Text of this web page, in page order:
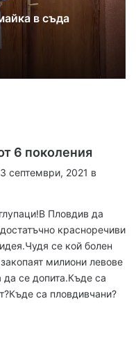
в съда
6 поколения
:
септември, 2021 в
Пловдив да
красноречиви
се кой болен
милиони левове
да се допита.Къде са
са пловдивчани?